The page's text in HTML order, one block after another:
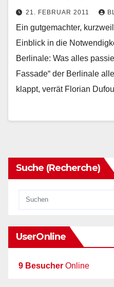
21. FEBRUAR 2011
Ein gutgemachter,
Einblick in die
Berlinale: Was alles
Fassade“ der Berlinale
klappt, verrät Florian
Suche (Recherche)
UserOnline
9 Besucher Online